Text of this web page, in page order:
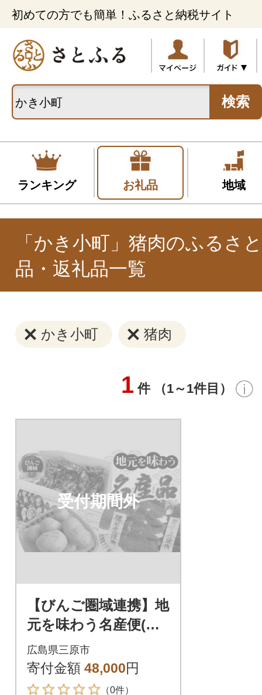
初めての方でも簡単！ふるさと納税サイト
検索
ランキング お礼品 地域
「かき小町」猪肉のふるさ
品・返礼品一覧
かき小町 猪肉
1 件 （1～1件目）
受付期間外
【びんご圏域連携】地
元を味わう名産便(ジ
ビエ・うつみ牡蠣小
町・吉名じゃがいも)
[183-002]
広島県三原市
寄付金額 48,000円
（0件）